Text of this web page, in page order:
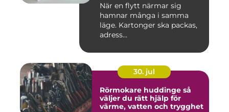
När en flytt närmar sig
hamnar många i samma
läge. Kartonger ska packas,
adress...
30. jul
Rörmokare huddinge så
väljer du rätt hjälp för
värme, vatten och trygghet